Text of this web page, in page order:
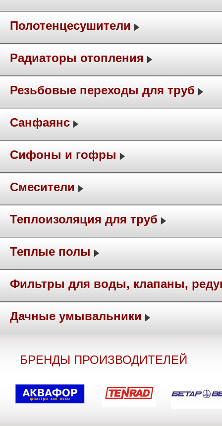
Полотенцесушители
Радиаторы отопления
Резьбовые переходы для труб
Санфаянс
Сифоны и гофры
Смесители
Теплоизоляция для труб
Теплые полы
Фильтры для воды, клапаны,
Дачные умывальники
БРЕНДЫ ПРОИЗВОДИТЕЛЕЙ